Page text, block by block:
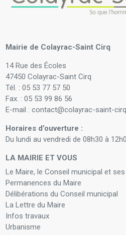
Mairie de Colayrac-Saint Cirq
14 Rue des Écoles
47450 Colayrac-Saint Cirq
Tél. : 05 53 77 57 50
Fax. : 05 53 99 86 56
E-mail : contact@colayrac-saint-
Horaires d’ouverture :
Du lundi au vendredi de 08h30 à
LA MAIRIE ET VOUS
Le Maire, le Conseil municipal et
Permanences du Maire
Délibérations du Conseil municipal
La Lettre du Maire
Infos travaux
Urbanisme